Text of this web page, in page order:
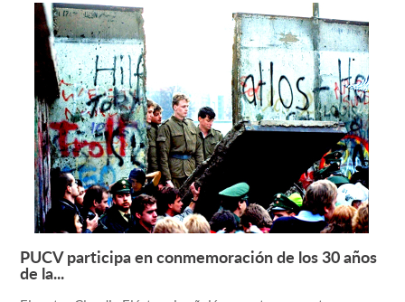
Leer más +
PUCV participa en conmemoración de los 30 años
de la...